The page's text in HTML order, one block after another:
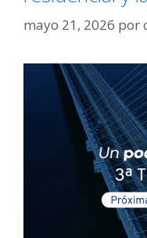
mayo 21, 2026 por